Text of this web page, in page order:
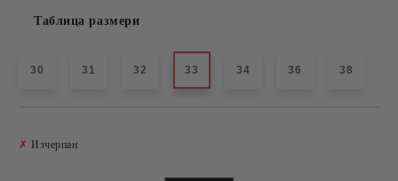
Таблица размери
30 31 32 33 34 36 38
✗ Изчерпан